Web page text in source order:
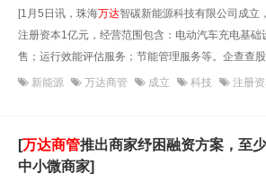
[1月5日讯，珠海万达智碳新能源科技有限公司成立
注册资本1亿元，经营范围包含：电动汽车充电基础
售；运行效能评估服务；节能管理服务等。企查查
新能源 万达商管 成立 科技 注册
[万达商管推出商家纾困融资方案，至
中小微商家]